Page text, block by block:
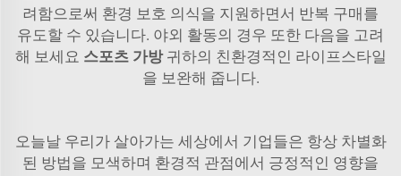
려함으로써 환경 보호 의식을 지원하면서 반복 구매를
유도할 수 있습니다. 야외 활동의 경우 또한 다음을 고려
해 보세요 스포츠 가방 귀하의 친환경적인 라이프스타일
을 보완해 줍니다.
오늘날 우리가 살아가는 세상에서 기업들은 항상 차별화
된 방법을 모색하며 환경적 관점에서 긍정적인 영향을